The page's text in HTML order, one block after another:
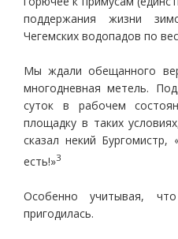
поддержания жизни
Чегемских водопадов по
Мы ждали обещанного
многодневная метель.
суток в рабочем
площадку в таких
сказал некий
есть!»3
Особенно учитывая,
пригодилась.